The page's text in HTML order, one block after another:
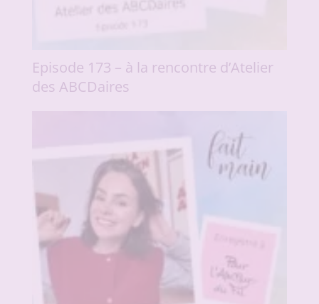
Episode 173 – à la rencontre d’Atelier
des ABCDaires